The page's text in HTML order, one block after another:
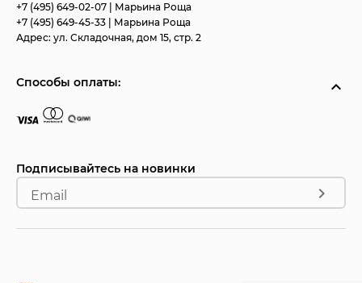
+7 (495) 649-02-07
| Марьина Роща
+7 (495) 649-45-33
| Марьина Роща
Адрес: ул. Складочная, дом 15, стр. 2
Способы оплаты:
Подписывайтесь на новинки
Email